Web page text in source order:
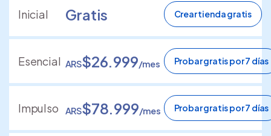
Inicial Gratis Crear tienda gratis
Esencial ARS$26.999/mes Probar gratis por 7 días
Impulso ARS$78.999/mes Probar gratis por 7 días